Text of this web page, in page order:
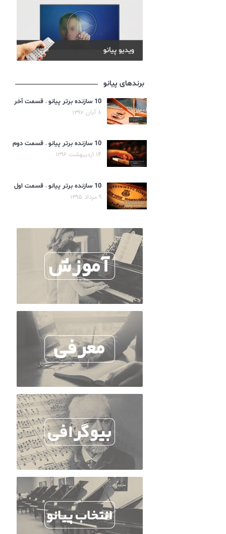
برندهای پیانو
10 سازنده برتر پیانو – قسمت آخر
۸ آبان ۱۳۹۷
10 سازنده برتر پیانو – قسمت دوم
۱۴ اردیبهشت ۱۳۹۶
10 سازنده برتر پیانو – قسمت اول
۹ مرداد ۱۳۹۵